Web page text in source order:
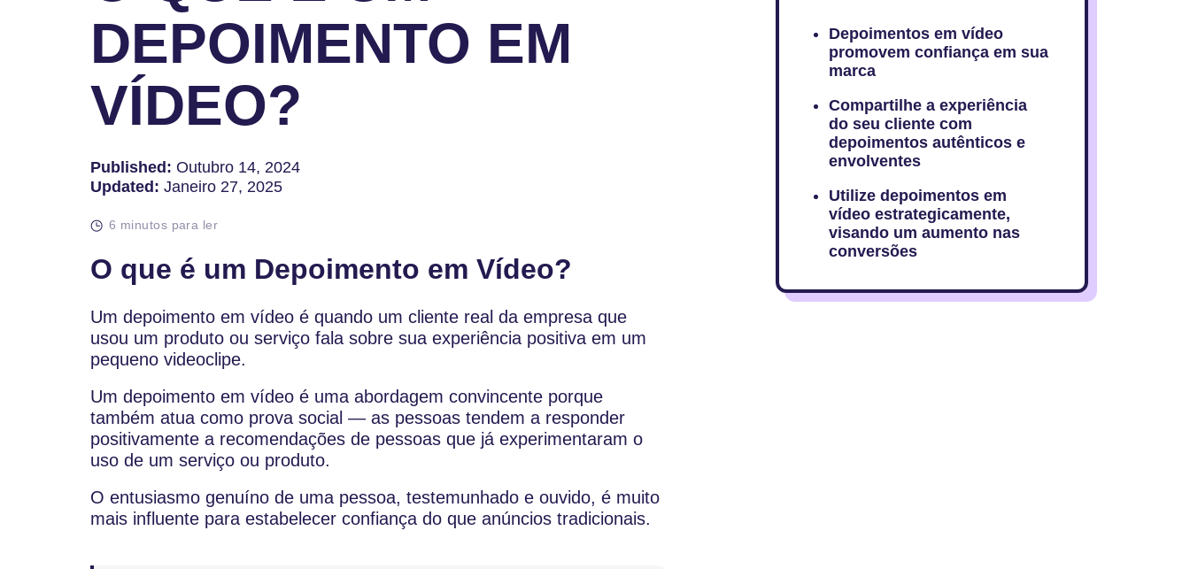
DEPOIMENTO EM
VÍDEO?
Published: Outubro 14, 2024
Updated: Janeiro 27, 2025
6 minutos para ler
O que é um Depoimento em Vídeo?
Um depoimento em vídeo é quando um cliente real da empresa que
usou um produto ou serviço fala sobre sua experiência positiva em um
pequeno videoclipe.
Um depoimento em vídeo é uma abordagem convincente porque
também atua como prova social — as pessoas tendem a responder
positivamente a recomendações de pessoas que já experimentaram o
uso de um serviço ou produto.
O entusiasmo genuíno de uma pessoa, testemunhado e ouvido, é muito
mais influente para estabelecer confiança do que anúncios tradicionais.
Depoimentos em vídeo
promovem confiança em sua
marca
Compartilhe a experiência
do seu cliente com
depoimentos autênticos e
envolventes
Utilize depoimentos em
vídeo estrategicamente,
visando um aumento nas
conversões